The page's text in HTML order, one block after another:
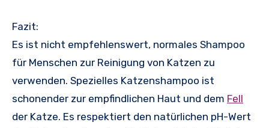
Fazit:
Es ist nicht empfehlenswert, normales Shampoo
für Menschen zur Reinigung von Katzen zu
verwenden. Spezielles Katzenshampoo ist
schonender zur empfindlichen Haut und dem Fell
der Katze. Es respektiert den natürlichen pH-Wert